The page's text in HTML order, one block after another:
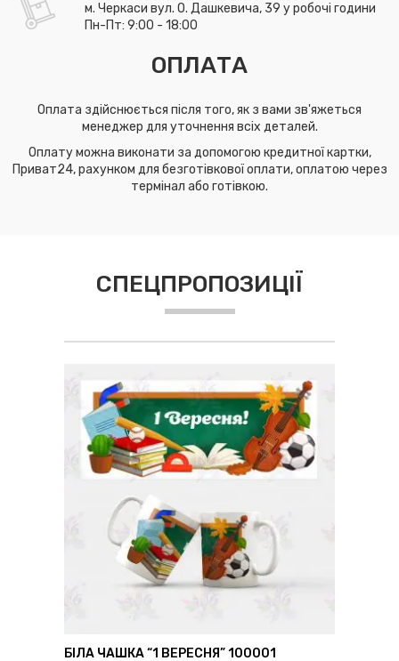
м. Черкаси вул. О. Дашкевича, 39 у робочі години
Пн-Пт: 9:00 - 18:00
ОПЛАТА
Оплата здійснюється після того, як з вами зв'яжеться
менеджер для уточнення всіх деталей.
Оплату можна виконати за допомогою кредитної картки,
Приват24, рахунком для безготівкової оплати, оплатою через
термінал або готівкою.
СПЕЦПРОПОЗИЦІЇ
БІЛА ЧАШКА “1 ВЕРЕСНЯ” 100001